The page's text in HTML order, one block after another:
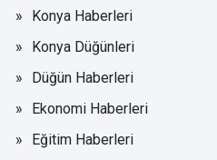
Konya Haberleri
Konya Düğünleri
Düğün Haberleri
Ekonomi Haberleri
Eğitim Haberleri